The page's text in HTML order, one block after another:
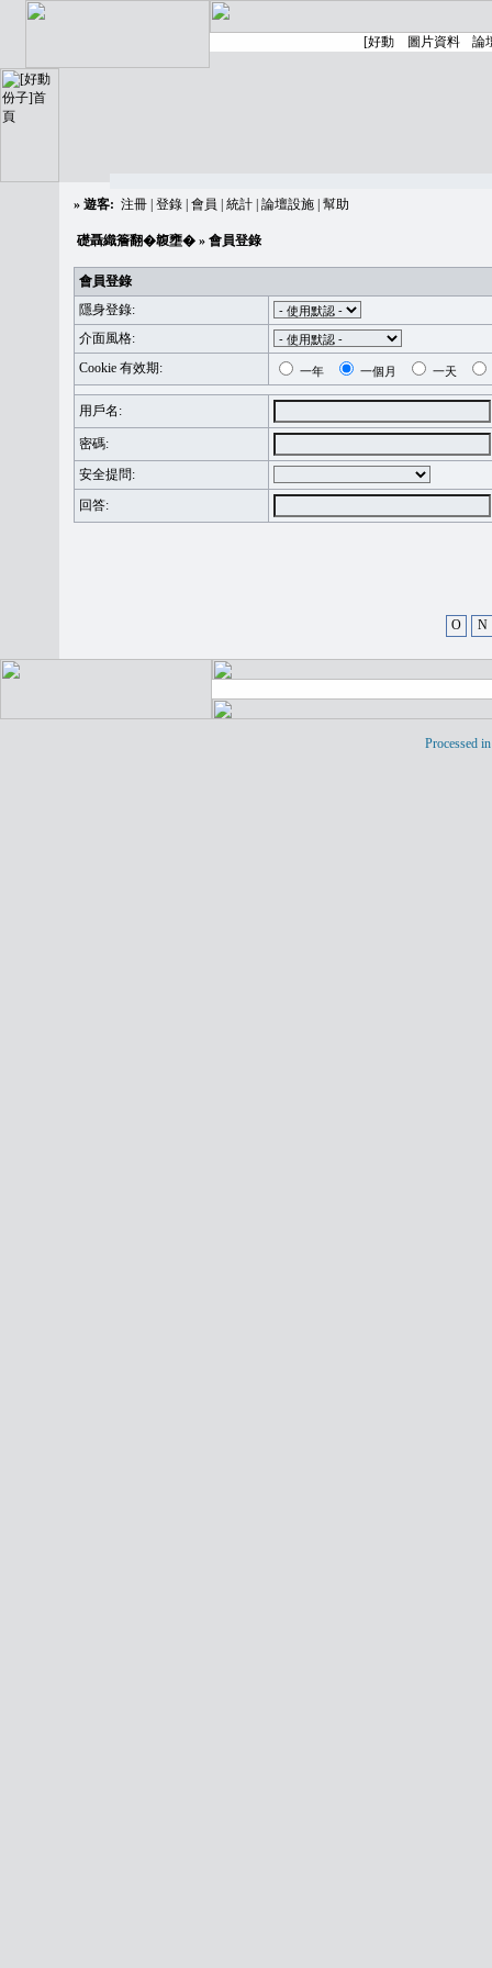
» 遊客: 注冊 登錄 會員 統計 論壇設施 幫助
礎聶織簷翻�䪖壅� » 會員登錄
會員登錄
隱身登錄:
介面風格:
Cookie 有效期:
一年 一個月 一天
用戶名:
密碼:
安全提問:
回答:
O N
Processed